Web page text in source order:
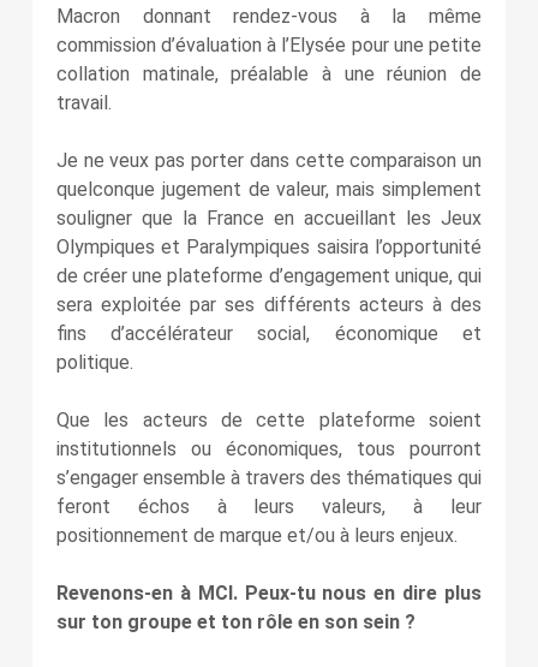
Macron donnant rendez-vous à la même
commission d’évaluation à l’Elysée pour une petite
collation matinale, préalable à une réunion de
travail.
Je ne veux pas porter dans cette comparaison un
quelconque jugement de valeur, mais simplement
souligner que la France en accueillant les Jeux
Olympiques et Paralympiques saisira l’opportunité
de créer une plateforme d’engagement unique, qui
sera exploitée par ses différents acteurs à des
fins d’accélérateur social, économique et
politique.
Que les acteurs de cette plateforme soient
institutionnels ou économiques, tous pourront
s’engager ensemble à travers des thématiques qui
feront échos à leurs valeurs, à leur
positionnement de marque et/ou à leurs enjeux.
Revenons-en à MCI. Peux-tu nous en dire plus
sur ton groupe et ton rôle en son sein ?